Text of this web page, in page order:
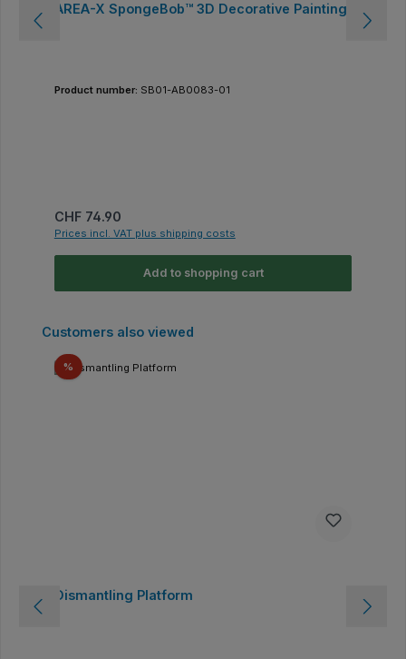
AREA-X SpongeBob™ 3D Decorative Painting
Product number: SB01-AB0083-01
Regular price:
CHF 74.90
Prices incl. VAT plus shipping costs
Add to shopping cart
Skip product gallery
Customers also viewed
%Discount
Dismantling Platform